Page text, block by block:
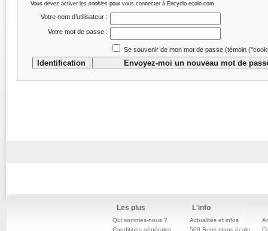
Vous devez activer les cookies pour vous connecter à Encyclo-ecolo.com.
Votre nom d’utilisateur :
Votre mot de passe :
Se souvenir de mon mot de passe (témoin
Les plus
Qui sommes-nous ?
Conditions générales
L'info
Actualités et infos
500 Bons plans écolo